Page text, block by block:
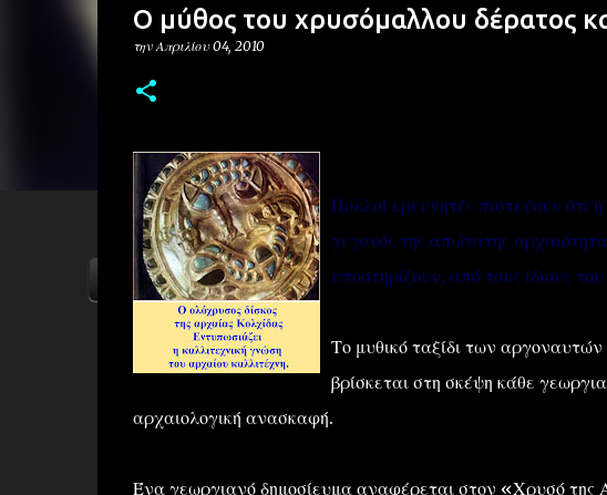
ΑΡΧΙΚΗ YOUTUBE FACEBOOK ''ΜΑΓΕΜΕΝΕΣ''
Ο μύθος του χρυσόμαλλου δέρατος
τηνΑπριλίου 04, 2010
Πολλοί ερευνητές πιστεύουν ότι
γεγονός της απώτατης
υποστηρίζουν, από τους ίδιους
Το μυθικό ταξίδι των
βρίσκεται στη σκέψη κάθε
αρχαιολογική ανασκαφή.
Ένα γεωργιανό δημοσίευμα αναφέρεται στον «Χρυσό